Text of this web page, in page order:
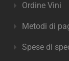
Ordine Vini
Metodi di
Spese di